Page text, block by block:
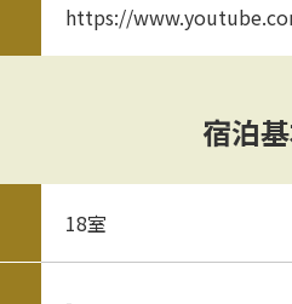
https://
宿泊
18室